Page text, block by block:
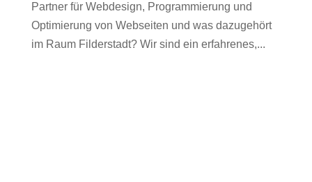
Partner für Webdesign, Programmierung und
Optimierung von Webseiten und was dazugehört
im Raum Filderstadt? Wir sind ein erfahrenes,...